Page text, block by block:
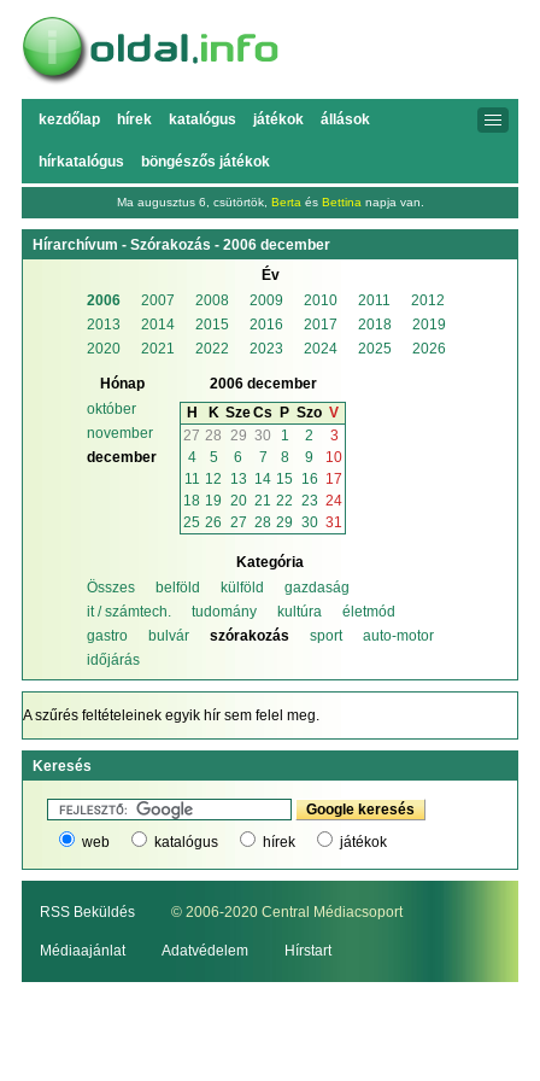
kezdőlap hírek katalógus játékok állások
hírkatalógus böngészős játékok
Ma augusztus 6, csütörtök, Berta és Bettina napja van.
Hírarchívum - Szórakozás - 2006 december
Év
2006
2007 2008 2009 2010 2011
2012
2013
2014 2015 2016 2017 2018
2019
2020
2021 2022 2023 2024 2025 2026
Hónap
október
november
december
2006 december
H
K SzeCs P Szo V
27 28 29 30 1 2
3
4
5 6 7 8 9
10
11 12 13 14 15 16 17
18 19 20 21 22 23 24
25 26 27 28 29 30 31
Kategória
Összes
belföld külföld
gazdaság
it / számtech.
tudomány kultúra
életmód
gastro
bulvár szórakozás sport
auto-motor
időjárás
A szűrés feltételeinek egyik hír sem felel meg.
Keresés
web katalógus hírek játékok
RSS Beküldés © 2006-2020 Central Médiacsoport
Médiaajánlat Adatvédelem Hírstart